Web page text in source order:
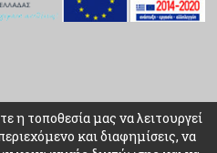
η τοποθεσία μας να λειτουργεί
και διαφημίσεις, να